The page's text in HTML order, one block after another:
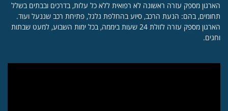
הארגון מספק עזרה ראשונה לא רפואית ללא כל עלות, בדרכים ובבתים בשלל
תחומים, בהם: הנעת הרכב, סיוע בהחלפת גלגל, פתיחת רכב שננעל ועוד.
הארגון מספק עזרה לזולת 24 שעות ביממה, בכל ימות השבוע, למעט שבתות
וחגים.